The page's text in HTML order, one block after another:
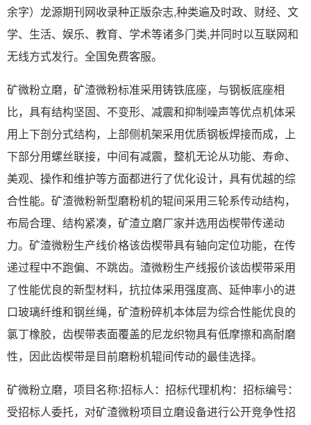
余字）龙源期刊网收录种正版杂志,种类遍及时政、财经、文
学、生活、娱乐、教育、学术等诸多门类,并同时以互联网和
无线方式发行。全国免费客服。
矿微粉立磨，矿渣微粉标准采用铸铁底座，与钢板底座相
比，具有结构坚固、不变形、减震和抑制噪声等优点机体采
用上下剖分式结构，上部侧机架采用优质钢板焊接而成，上
下部分用螺丝联接，中间有减震，整机无论从功能、寿命、
美观、操作和维护等方面都进行了优化设计，具有优越的综
合性能。矿渣微粉新型磨粉机的辊间采用三轮系传动结构，
布局合理、结构紧凑，矿渣立磨厂家并选用齿楔带传递动
力。矿渣微粉生产线价格该齿楔带具有轴向定位功能，在传
递过程中不跑偏、不跳齿。渣微粉生产线报价该齿楔带采用
了性能优良的新型材料，抗拉体采用强度高、延伸率小的进
口玻璃纤维和钢丝绳，矿渣粉碎机本体层为综合性能优良的
氯丁橡胶，齿楔带表面覆盖的尼龙织物具有低摩擦和高耐磨
性，因此齿楔带是目前磨粉机辊间传动的最佳选择。
矿微粉立磨，项目名称:招标人：招标代理机构：招标编号：
受招标人委托，对矿渣微粉项目立磨设备进行公开竞争性招